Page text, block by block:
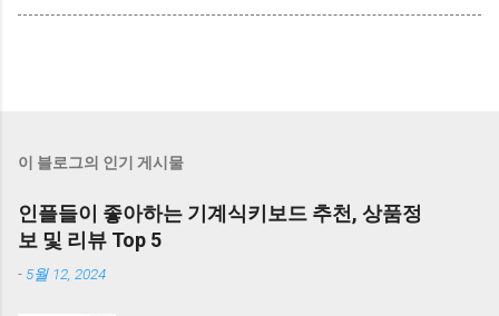
이 블로그의 인기 게시물
인플들이 좋아하는 기계식키보드 추천, 상품정
보 및 리뷰 Top 5
- 5월 12, 2024